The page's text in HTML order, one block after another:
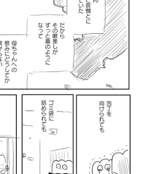
カー日本代表・森保一監督...
もっと見る
もっと見る